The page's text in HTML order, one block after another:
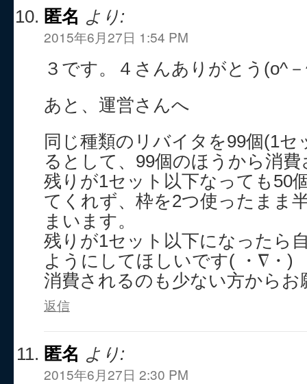
匿名 より:
2015年6月27日 1:54 PM
３です。４さんありがとう(o^
あと、運営さんへ
同じ種類のリバイタを99個(1セ
るとして、99個のほうから消
残りが1セット以下なっても50
てくれず、枠を2つ使ったまま
まいます。
残りが1セット以下になったら
ようにしてほしいです( ・∇・)
消費されるのも少ない方からお
返信
匿名 より:
2015年6月27日 2:30 PM